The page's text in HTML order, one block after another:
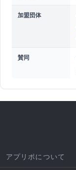
加盟団体
賛同
アプリポについて